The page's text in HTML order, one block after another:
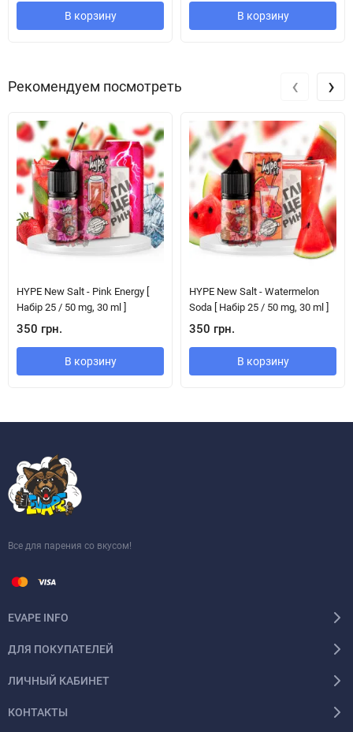
В корзину В корзину
Рекомендуем посмотреть
HYPE New Salt - Pink Energy [
Набір 25 / 50 mg, 30 ml ]
350 грн.
В корзину
HYPE New Salt - Watermelon
Soda [ Набір 25 / 50 mg, 30 ml ]
350 грн.
В корзину
‹ ›
Все для парения со вкусом!
EVAPE INFO
ДЛЯ ПОКУПАТЕЛЕЙ
ЛИЧНЫЙ КАБИНЕТ
КОНТАКТЫ